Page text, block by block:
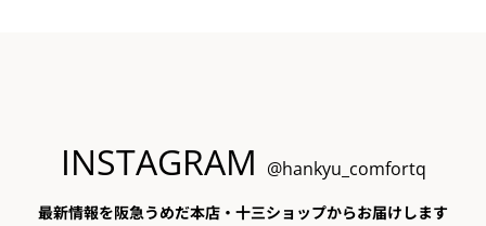
INSTAGRAM @hankyu_comfortq
最新情報を阪急うめだ本店・十三ショップからお届けします